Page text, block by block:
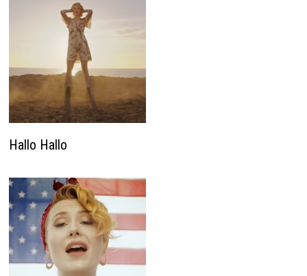
Hallo Hallo